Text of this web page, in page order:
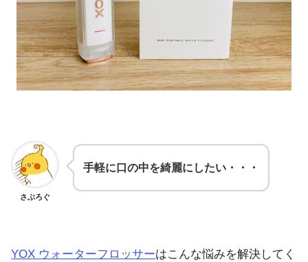
さぶろぐ
手軽に口の中を綺麗にしたい・・・
YOX ウォーターフロッサーはこんな悩みを解決してく